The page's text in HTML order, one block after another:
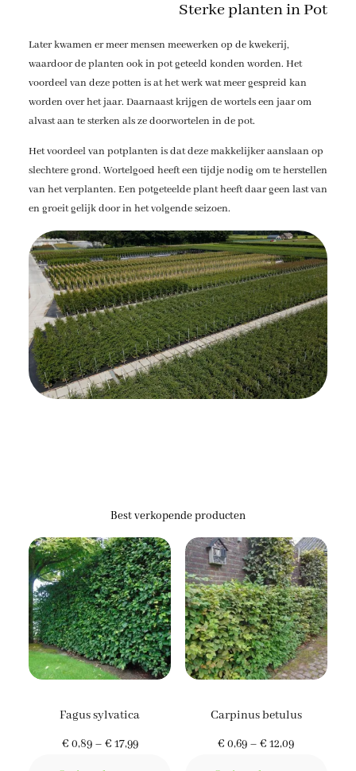
Sterke planten in Pot
Later kwamen er meer mensen meewerken op de kwekerij,
waardoor de planten ook in pot geteeld konden worden. Het
voordeel van deze potten is at het werk wat meer gespreid kan
worden over het jaar. Daarnaast krijgen de wortels een jaar om
alvast aan te sterken als ze doorwortelen in de pot.
Het voordeel van potplanten is dat deze makkelijker aanslaan op
slechtere grond. Wortelgoed heeft een tijdje nodig om te herstellen
van het verplanten. Een potgeteelde plant heeft daar geen last van
en groeit gelijk door in het volgende seizoen.
Best verkopende producten
Fagus sylvatica
€ 0,89 – € 17,99Prijsklasse:
Carpinus betulus
€ 0,69 – € 12,09Prijsklasse: